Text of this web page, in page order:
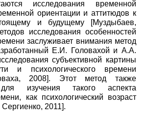
исследования временной
ориентации и аттитюдов к
и будущему
[Муздыбаев,
исследования особенностей
заслуживает внимания метод
Е.И. Головахой и А.А.
субъективной картины
и психологического времени
2008]. Этот метод также
для изучения такого аспекта
как психологический возраст
Сергиенко, 2011].